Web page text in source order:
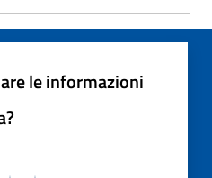
le informazioni